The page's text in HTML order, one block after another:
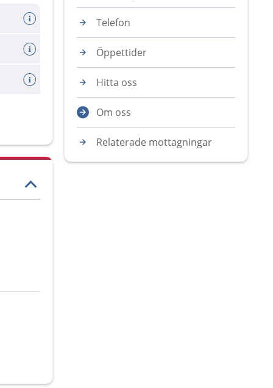
Telefon
Öppettider
Hitta oss
Om oss
Relaterade mottagningar